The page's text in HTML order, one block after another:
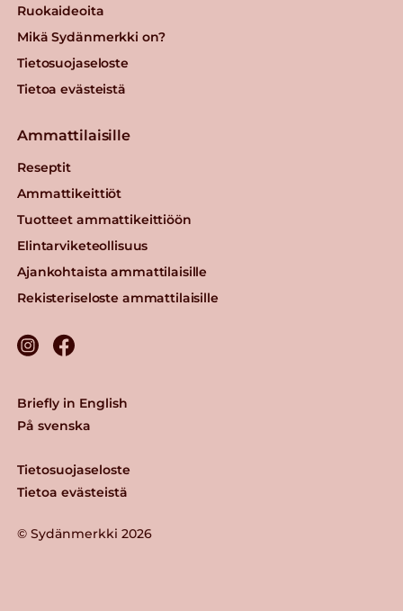
Ruokaideoita
Mikä Sydänmerkki on?
Tietosuojaseloste
Tietoa evästeistä
Ammattilaisille
Reseptit
Ammattikeittiöt
Tuotteet ammattikeittiöön
Elintarviketeollisuus
Ajankohtaista ammattilaisille
Rekisteriseloste ammattilaisille
© Sydänmerkki 2026
Tietosuojaseloste
Tietoa evästeistä
Briefly in English
På svenska